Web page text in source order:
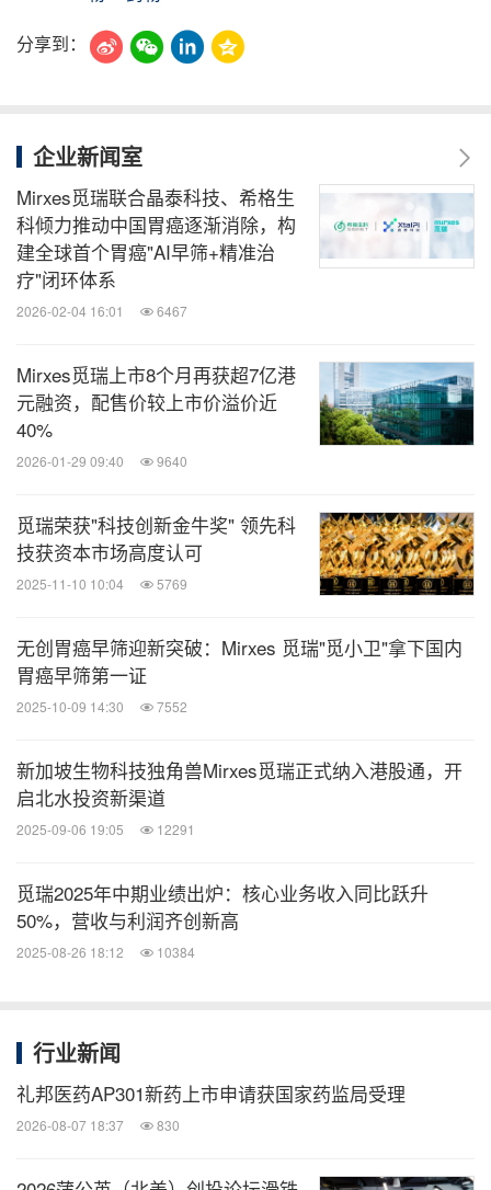
分享到：
企业新闻室
Mirxes觅瑞联合晶泰科技、希格生
科倾力推动中国胃癌逐渐消除，构
建全球首个胃癌"AI早筛+精准治
疗"闭环体系
2026-02-04 16:01 6467
Mirxes觅瑞上市8个月再获超7亿港
元融资，配售价较上市价溢价近
40%
2026-01-29 09:40 9640
觅瑞荣获"科技创新金牛奖" 领先科
技获资本市场高度认可
2025-11-10 10:04 5769
无创胃癌早筛迎新突破：Mirxes 觅瑞"觅小卫"拿下国内
胃癌早筛第一证
2025-10-09 14:30 7552
新加坡生物科技独角兽Mirxes觅瑞正式纳入港股通，开
启北水投资新渠道
2025-09-06 19:05 12291
觅瑞2025年中期业绩出炉：核心业务收入同比跃升
50%，营收与利润齐创新高
2025-08-26 18:12 10384
行业新闻
礼邦医药AP301新药上市申请获国家药监局受理
2026-08-07 18:37 830